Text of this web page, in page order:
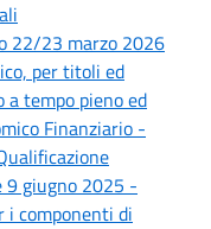
22/23 marzo 2026
per titoli ed
a tempo pieno ed
Finanziario -
9 giugno 2025 -
i componenti di